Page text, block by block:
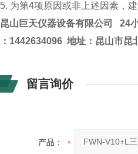
5. 为第4项原因或非上述因素，
昆山 巨天仪器设备有限公司
24
： 1442634096地址：昆山市昆
留言询价
产品：